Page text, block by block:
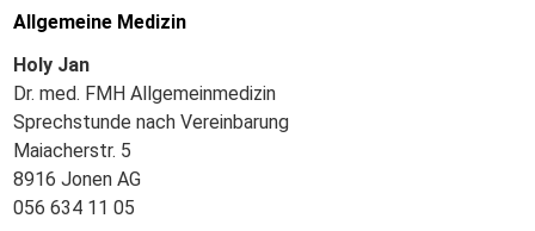
Allgemeine Medizin
Holy Jan
Dr. med. FMH Allgemeinmedizin
Sprechstunde nach Vereinbarung
Maiacherstr. 5
8916 Jonen AG
056 634 11 05